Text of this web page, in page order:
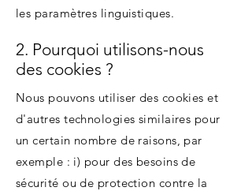
les paramètres linguistiques.
2. Pourquoi utilisons-nous
des cookies ?
Nous pouvons utiliser des cookies et
d'autres technologies similaires pour
un certain nombre de raisons, par
exemple : i) pour des besoins de
sécurité ou de protection contre la